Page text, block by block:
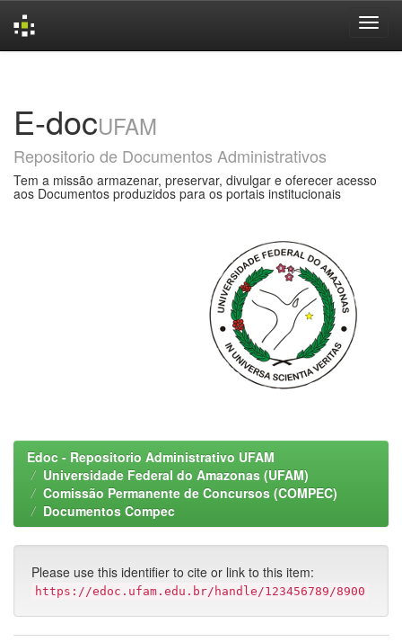
E-docUFAM
Repositorio de Documentos Administrativos
Tem a missão armazenar, preservar, divulgar e oferecer acesso
aos Documentos produzidos para os portais institucionais
Edoc - Repositorio Administrativo UFAM
Universidade Federal do Amazonas (UFAM)
Comissão Permanente de Concursos (COMPEC)
Documentos Compec
Please use this identifier to cite or link to this item:
https://edoc.ufam.edu.br/handle/123456789/8900